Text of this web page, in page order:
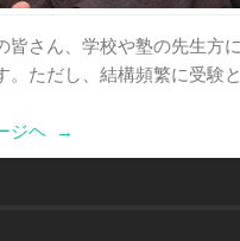
皆さん、学校や塾の先生方
。ただし、結構頻繁に受験
ジヘ
→